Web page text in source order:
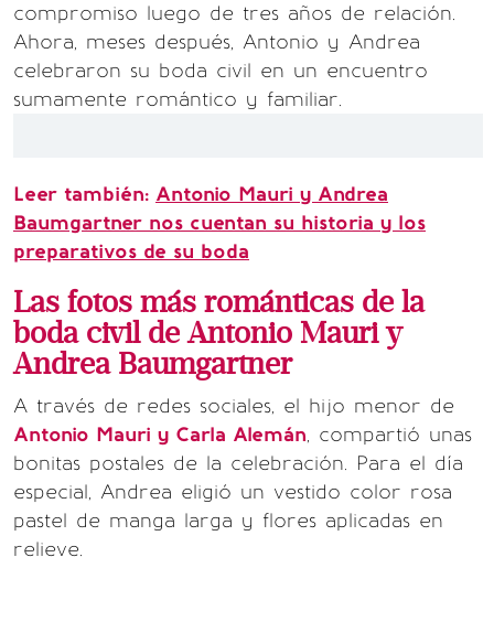
compromiso luego de tres años de relación.
Ahora, meses después, Antonio y Andrea
celebraron su boda civil en un encuentro
sumamente romántico y familiar.
Leer también: Antonio Mauri y Andrea
Baumgartner nos cuentan su historia y los
preparativos de su boda
Las fotos más románticas de la
boda civil de Antonio Mauri y
Andrea Baumgartner
A través de redes sociales, el hijo menor de
Antonio Mauri y Carla Alemán, compartió unas
bonitas postales de la celebración. Para el día
especial, Andrea eligió un vestido color rosa
pastel de manga larga y flores aplicadas en
relieve.